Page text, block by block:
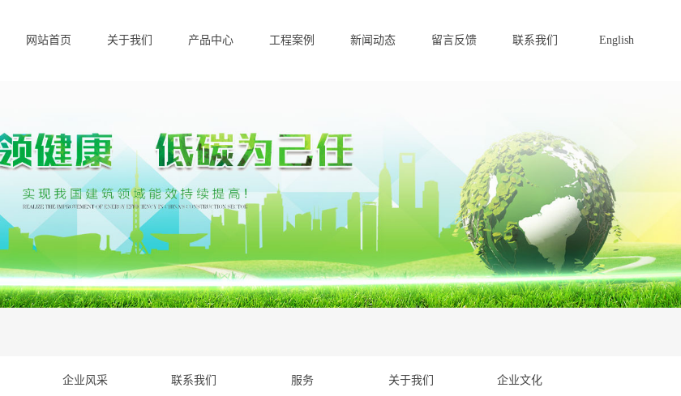
网站首页 关于我们 产品中心 工程案例 新闻动态 留言反馈 联系我们 English
企业风采 联系我们 服务 关于我们 企业文化